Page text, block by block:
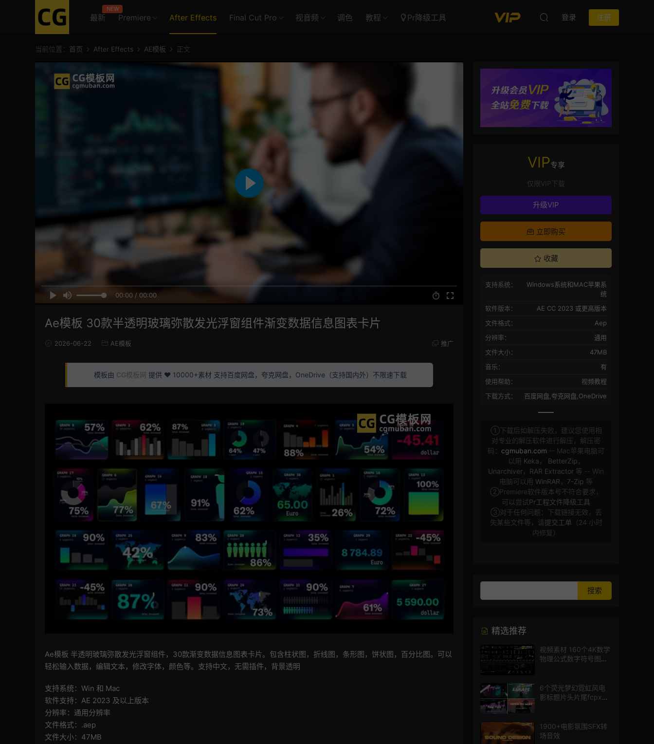
最新
NEW
Premiere After Effects Final Cut Pro 视音频 调色 教程 Pr降级工具 登录 注册
当前位置： 首页 After Effects AE模板 正文
00:00 / 00:00
Ae模板 30款半透明玻璃弥散发光浮窗组件渐变数据信息图表卡片
2026-06-22 AE模板 推广
模板由 CG模板网 提供 ❤️ 10000+素材 支持百度网盘，夸克网盘，OneDrive（支持国内外）不限速下载
Ae模板 半透明玻璃弥散发光浮窗组件，30款渐变数据信息图表卡片。包含柱状图，折线图，条形图，饼状图，百分比图。可以
轻松输入数据，编辑文本，修改字体，颜色等。支持中文，无需插件，背景透明
支持系统：Win 和 Mac
软件支持：AE 2023 及以上版本
分辨率：通用分辨率
文件格式：.aep
文件大小：47MB
VIP专享
仅限VIP下载
升级VIP
立即购买
收藏
支持系统：
Windows系统和MAC苹果系
统
软件版本：
AE CC 2023 或更高版本
文件格式：
Aep
分辨率：
通用
文件大小：
47MB
音乐：
有
使用帮助：
视频教程
下载方式：
百度网盘,夸克网盘,OneDrive
①下载后如解压失败，建议您使用相
对专业的解压软件进行解压，解压密
码： cgmuban.com -- Mac苹果电脑可
以用 Keka ， BetterZip ，
Unarchiver， RAR Extractor 等 -- Win
电脑可以用 WinRAR ， 7-Zip 等
②Premiere软件版本号不符合要求，
可以尝试Pr工程文件降级工具
③对于任何问题：下载链接无效，丢
失某些文件等，请提交工单 （24 小时
内修复）
精选推荐
视频素材 160个4K数学
物理公式数字符号图标
6个荧光梦幻霓虹风电
影标题片头片尾fcpx插
1900+电影氛围SFX转
场音效